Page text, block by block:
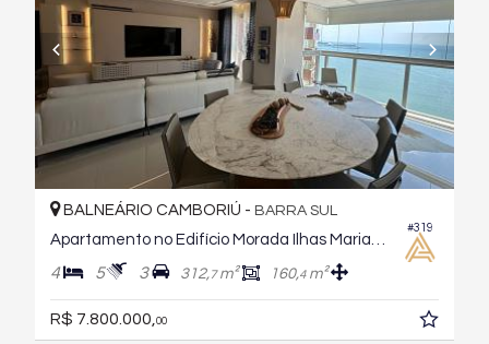
#319
BALNEÁRIO CAMBORIÚ - BARRA SUL
4 5 3 312,7m² 160,4m²
R$ 7.800.000, 00